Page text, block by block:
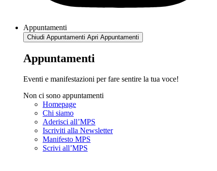
Appuntamenti
Chiudi Appuntamenti Apri Appuntamenti
Appuntamenti
Eventi e manifestazioni per fare sentire la tua voce!
Non ci sono appuntamenti
Homepage
Chi siamo
Aderisci all’MPS
Iscriviti alla Newsletter
Manifesto MPS
Scrivi all’MPS